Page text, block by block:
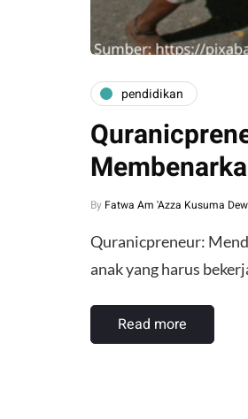
pendidikan
By Fatwa Am 'Azza Kusuma
Quranicpreneur:
anak yang harus
Read more